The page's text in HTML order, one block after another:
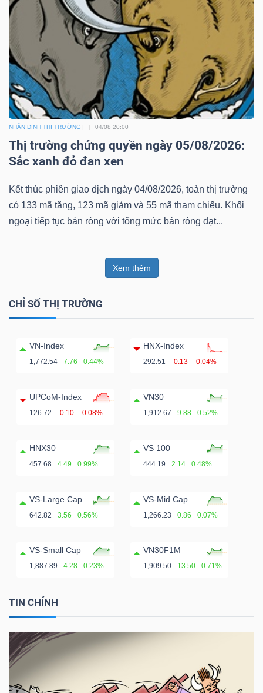
NHẬN ĐỊNH THỊ TRƯỜNG 04/08 20:00
Thị trường chứng quyền ngày 05/08/2026:
Sắc xanh đỏ đan xen
Kết thúc phiên giao dịch ngày 04/08/2026, toàn thị trường
có 133 mã tăng, 123 mã giảm và 55 mã tham chiếu. Khối
ngoại tiếp tục bán ròng với tổng mức bán ròng đạt...
Xem thêm
CHỈ SỐ THỊ TRƯỜNG
VN-Index
1,772.54 7.76 0.44%
HNX-Index
292.51 -0.13 -0.04%
UPCoM-Index
126.72 -0.10 -0.08%
VN30
1,912.67 9.88 0.52%
HNX30
457.68 4.49 0.99%
VS 100
444.19 2.14 0.48%
VS-Large Cap
642.82 3.56 0.56%
VS-Mid Cap
1,266.23 0.86 0.07%
VS-Small Cap
1,887.89 4.28 0.23%
VN30F1M
1,909.50 13.50 0.71%
TIN CHÍNH